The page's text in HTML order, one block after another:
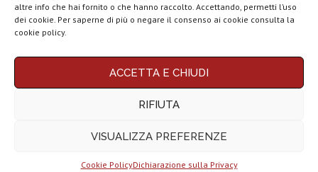
altre info che hai fornito o che hanno raccolto. Accettando, permetti l’uso
dei cookie. Per saperne di più o negare il consenso ai cookie consulta la
cookie policy.
ACCETTA E CHIUDI
RIFIUTA
VISUALIZZA PREFERENZE
Cookie PolicyDichiarazione sulla Privacy
Chi siamo Contatti Disclaimer Privacy policy
Questo blog non rappresenta una testata giornalistica in quanto viene aggiornato
Affiliazione Amazon EU, un programma che eroga ai siti una commissione
Tech4Dummies riceve un guadagno dagli acquisti idonei.
ClawdBot
(OpenClaw):
ChatGPT Go,
economico:...